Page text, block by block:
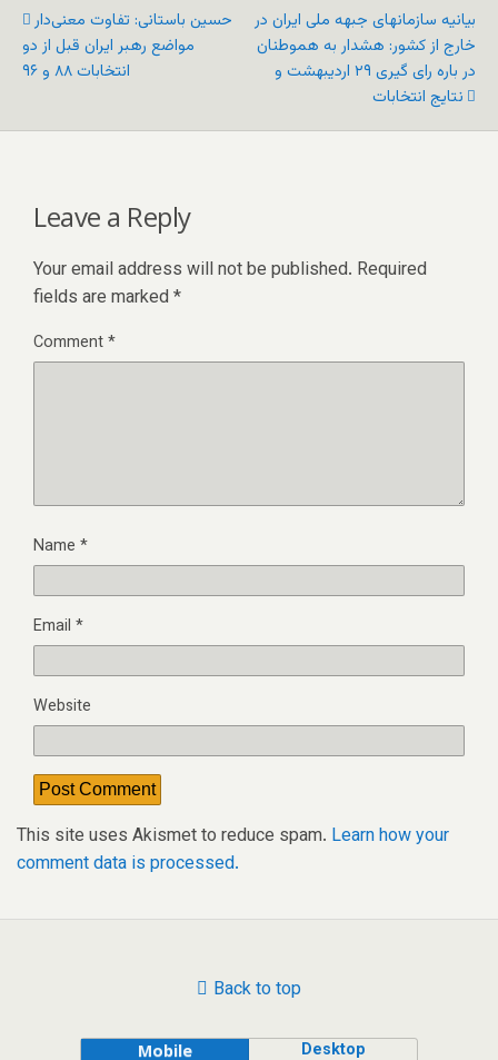
حسین باستانی: تفاوت معنی‌دار
مواضع رهبر ایران قبل از دو
انتخابات ۸۸ و ۹۶
بیانیه سازمانهای جبهه ملی ایران در
خارج از کشور: هشدار به هموطنان
در باره رای گیری ۲۹ اردیبهشت و
نتایج انتخابات
Leave a Reply
Your email address will not be published. Required
fields are marked *
Comment*
Name *
Email *
Website
This site uses Akismet to reduce spam. Learn how your
comment data is processed.
Back to top
Mobile Desktop